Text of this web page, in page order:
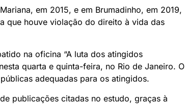
em 2015, e em Brumadinho, em 2019,
que houve violação do direito à vida das
na oficina “A luta dos atingidos
quarta e quinta-feira, no Rio de Janeiro. O
adequadas para os atingidos.
publicações citadas no estudo, graças à